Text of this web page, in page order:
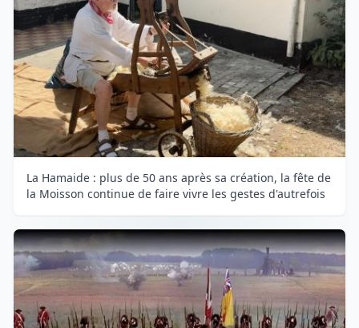
La Hamaide : plus de 50 ans après sa création, la fête de
la Moisson continue de faire vivre les gestes d'autrefois